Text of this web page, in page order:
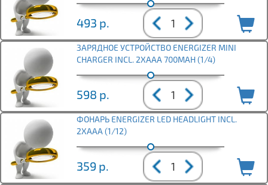
493 р.
ЗАРЯДНОЕ УСТРОЙСТВО ENERGIZER MINI
CHARGER INCL. 2XAAA 700MAH (1/4)
598 р.
ФОНАРЬ ENERGIZER LED HEADLIGHT INCL.
2XAAA (1/12)
359 р.